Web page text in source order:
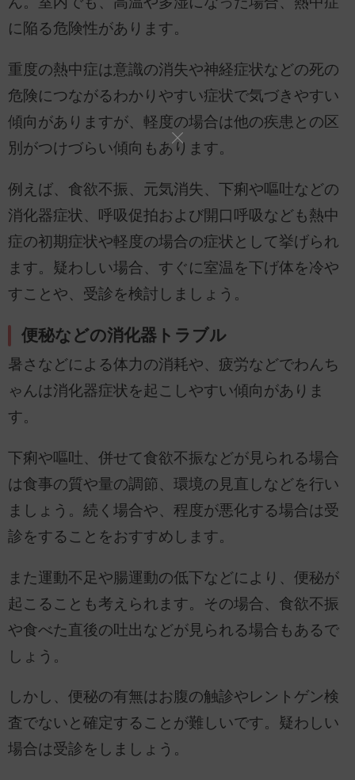
に陥る危険性があります。
重度の熱中症は意識の消失や神経症状などの死の
危険につながるわかりやすい症状で気づきやすい
傾向がありますが、軽度の場合は他の疾患との区
別がつけづらい傾向もあります。
例えば、食欲不振、元気消失、下痢や嘔吐などの
消化器症状、呼吸促拍および開口呼吸なども熱中
症の初期症状や軽度の場合の症状として挙げられ
ます。疑わしい場合、すぐに室温を下げ体を冷や
すことや、受診を検討しましょう。
便秘などの消化器トラブル
暑さなどによる体力の消耗や、疲労などでわんち
ゃんは消化器症状を起こしやすい傾向がありま
す。
下痢や嘔吐、併せて食欲不振などが見られる場合
は食事の質や量の調節、環境の見直しなどを行い
ましょう。続く場合や、程度が悪化する場合は受
診をすることをおすすめします。
また運動不足や腸運動の低下などにより、便秘が
起こることも考えられます。その場合、食欲不振
や食べた直後の吐出などが見られる場合もあるで
しょう。
しかし、便秘の有無はお腹の触診やレントゲン検
査でないと確定することが難しいです。疑わしい
場合は受診をしましょう。